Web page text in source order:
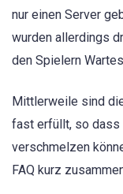
nur einen Server
wurden allerdings
den Spielern
Mittlerweile sind
fast erfüllt, so dass
verschmelzen
FAQ kurz